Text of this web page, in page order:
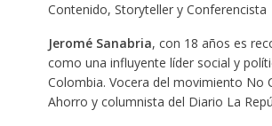
Contenido, Storyteller y Conferencista
Jeromé Sanabria, con 18 años es
como una influyente líder social y
Colombia. Vocera del movimiento No
Ahorro y columnista del Diario La